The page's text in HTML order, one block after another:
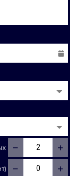
− +
− +